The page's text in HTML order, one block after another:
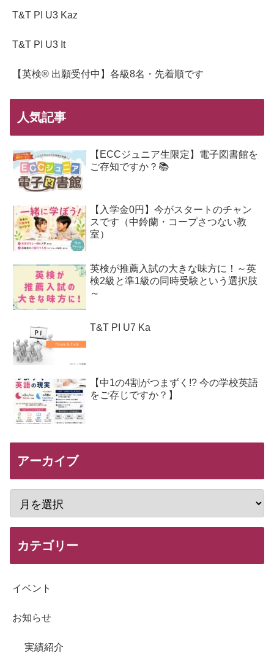
T&T PI U3 Kaz
T&T PI U3 It
【英検® 出願受付中】各級8名・先着順です
人気記事
【ECCジュニア生限定】電子図書館を
ご存知ですか？📚
【入学金0円】今がスタートのチャン
スです（中鈴蘭・コープさつない教
室）
英検が推薦入試の大きな味方に！～英
検2級と準1級の同時受験という選択肢
～
T&T PI U7 Ka
【中1の4割がつまずく!? 今の学校英語
をご存じですか？】
アーカイブ
カテゴリー
イベント
お知らせ
実績紹介